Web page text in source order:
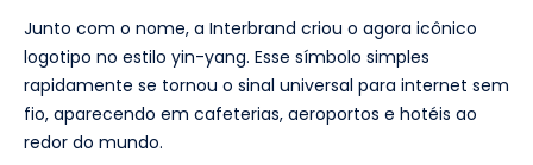
Junto com o nome, a Interbrand criou o agora icônico
logotipo no estilo yin-yang. Esse símbolo simples
rapidamente se tornou o sinal universal para internet sem
fio, aparecendo em cafeterias, aeroportos e hotéis ao
redor do mundo.